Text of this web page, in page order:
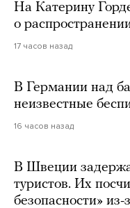
На Катерину
о
17 часов назад
В Германии над
неизвестные
16 часов назад
В Швеции
туристов. Их
безопасности» из-